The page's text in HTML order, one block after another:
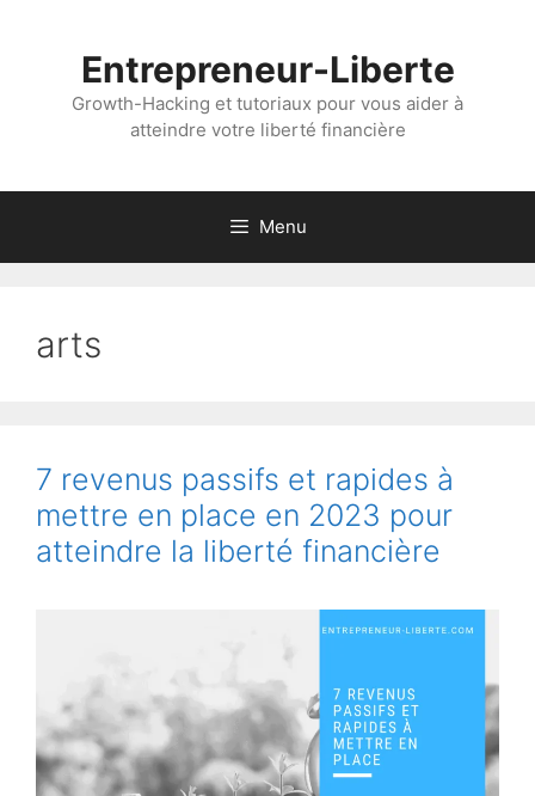
Entrepreneur-Liberte
Growth-Hacking et tutoriaux pour vous aider à
atteindre votre liberté financière
Menu
arts
7 revenus passifs et rapides à
mettre en place en 2023 pour
atteindre la liberté financière